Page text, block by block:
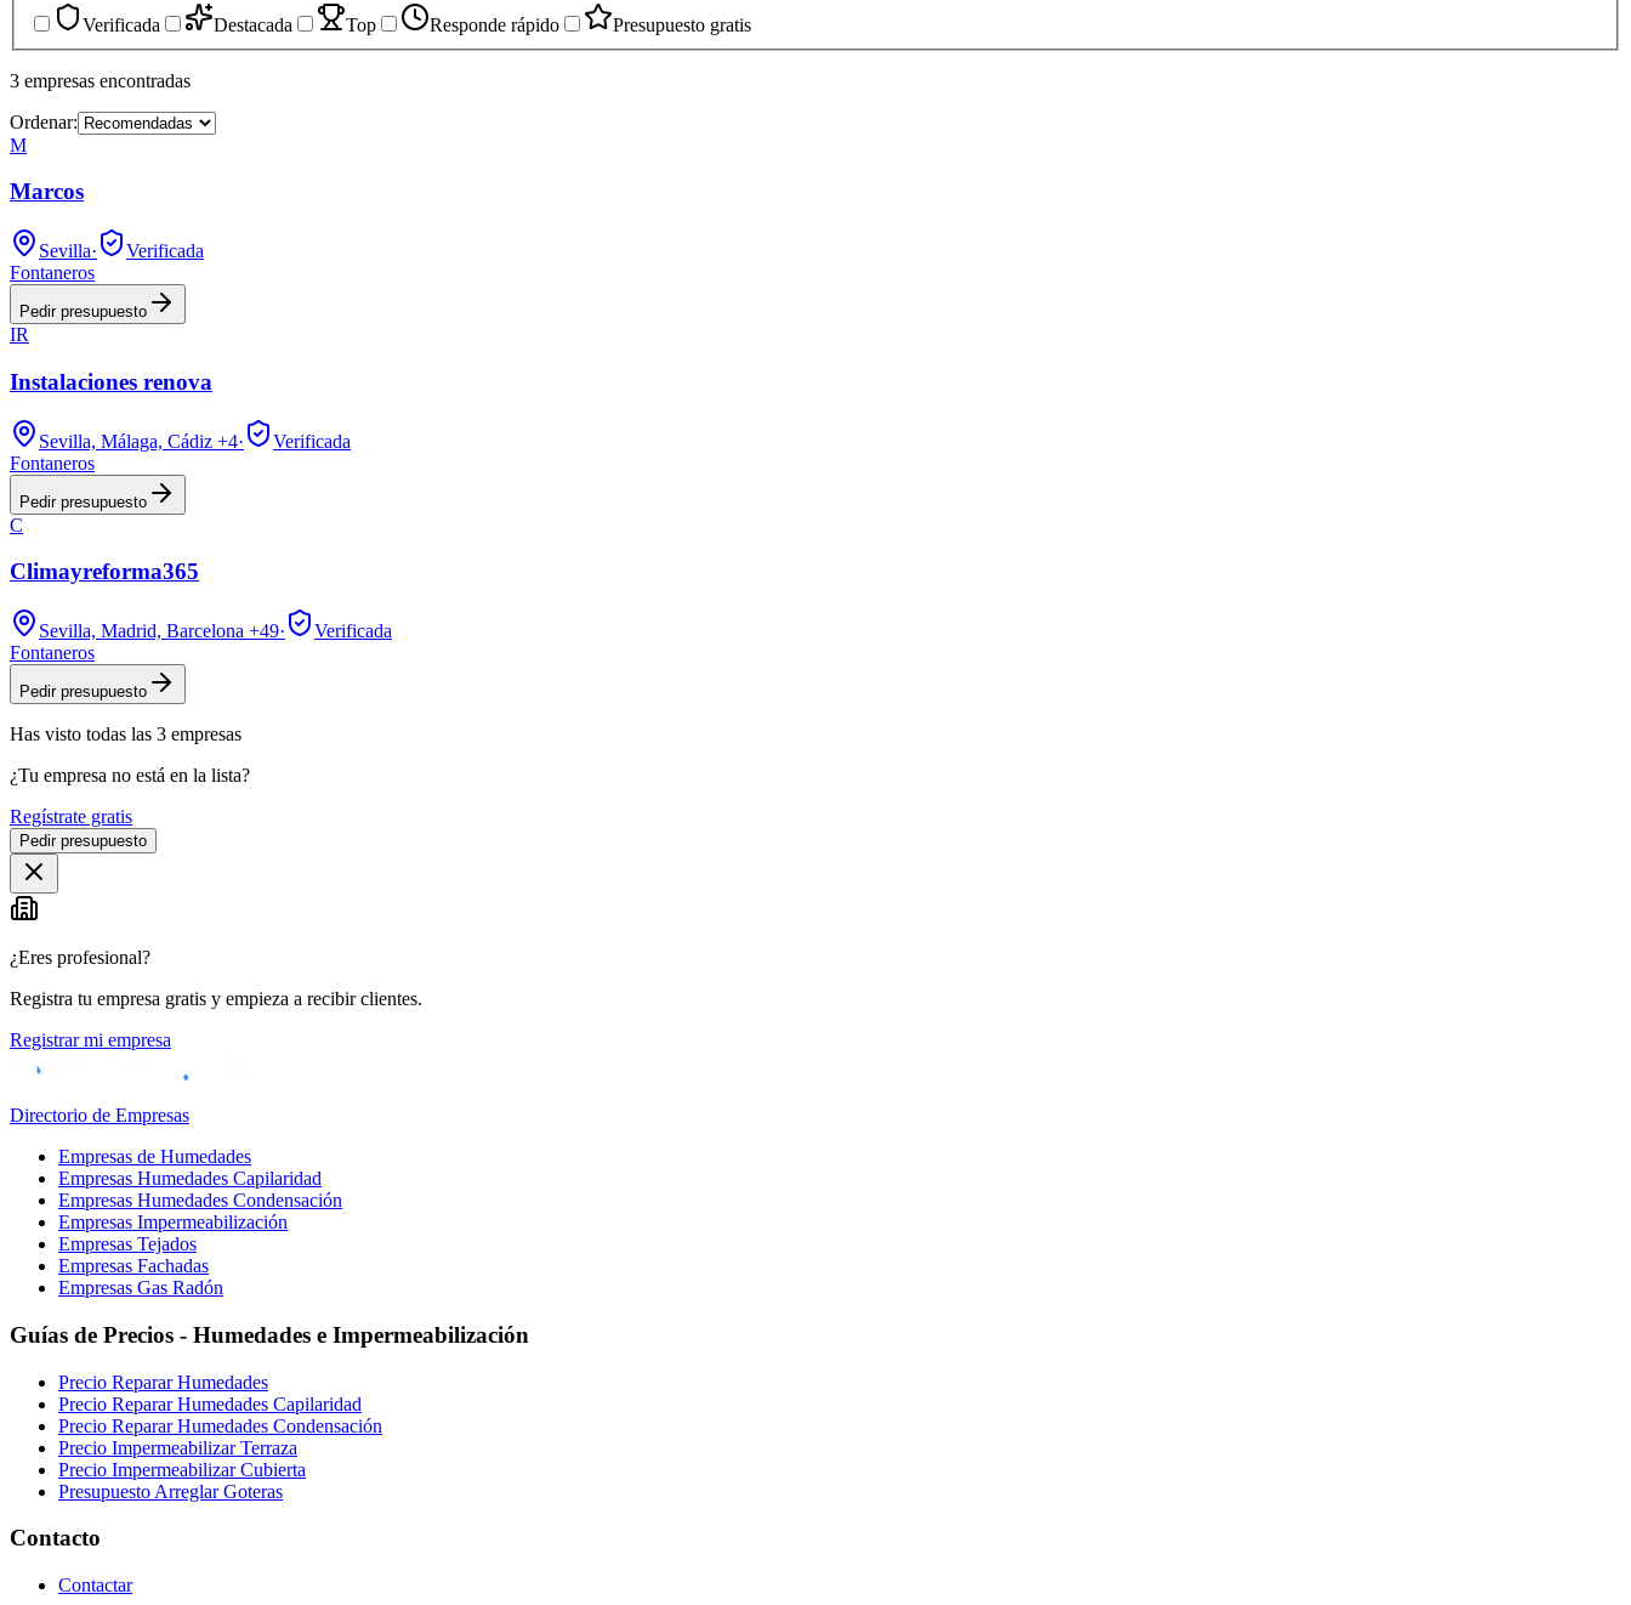
Verificada
Destacada Top Responde rápido Presupuesto gratis
3 empresas encontradas
Ordenar:
M
Marcos
Sevilla·
Verificada
Fontaneros
Pedir presupuesto
IR
Instalaciones renova
Sevilla, Málaga, Cádiz +4·
Verificada
Fontaneros
Pedir presupuesto
C
Climayreforma365
Sevilla, Madrid, Barcelona +49·
Verificada
Fontaneros
Pedir presupuesto
Has visto todas las 3 empresas
¿Tu empresa no está en la lista?
Regístrate gratis
Pedir presupuesto
¿Eres profesional?
Registra tu empresa gratis y empieza a recibir clientes.
Registrar mi empresa
Directorio de Empresas
Empresas de Humedades
Empresas Humedades Capilaridad
Empresas Humedades Condensación
Empresas Impermeabilización
Empresas Tejados
Empresas Fachadas
Empresas Gas Radón
Guías de Precios - Humedades e Impermeabilización
Precio Reparar Humedades
Precio Reparar Humedades Capilaridad
Precio Reparar Humedades Condensación
Precio Impermeabilizar Terraza
Precio Impermeabilizar Cubierta
Presupuesto Arreglar Goteras
Contacto
Contactar